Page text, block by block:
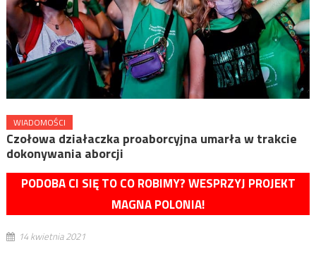
WIADOMOŚCI
Czołowa działaczka proaborcyjna umarła w trakcie
dokonywania aborcji
PODOBA CI SIĘ TO CO ROBIMY? WESPRZYJ PROJEKT
MAGNA POLONIA!
14 kwietnia 2021